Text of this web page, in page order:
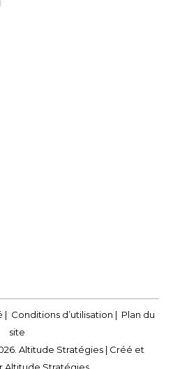
| Conditions d’utilisation | Plan du
site
Altitude Stratégies | Créé et
Altitude Stratégies